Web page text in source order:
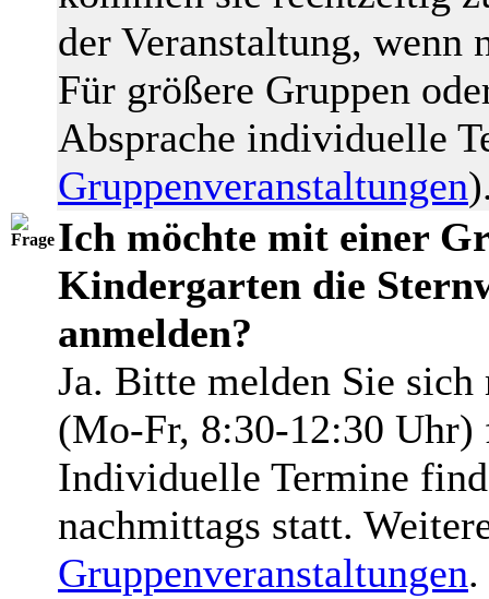
der Veranstaltung, wenn
Für größere Gruppen
Absprache individuelle
Gruppenveranstaltungen
Ich möchte mit einer
Kindergarten die
anmelden?
Ja. Bitte melden Sie
(Mo-Fr, 8:30-12:30 Uhr)
Individuelle Termine
nachmittags statt.
Gruppenveranstaltungen.